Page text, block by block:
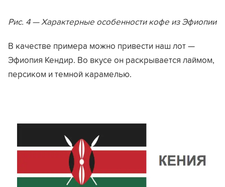
Рис. 4 — Характерные особенности кофе из Эфиопии
В качестве примера можно привести наш лот —
Эфиопия Кендир. Во вкусе он раскрывается лаймом,
персиком и темной карамелью.